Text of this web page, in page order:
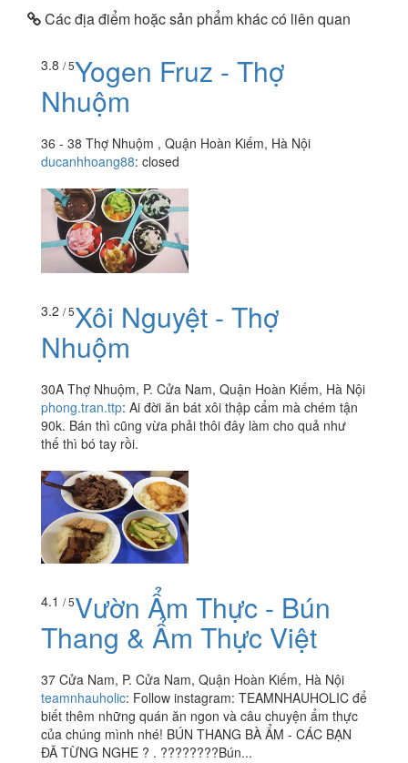
Các địa điểm hoặc sản phẩm khác có liên quan
3.8 / 5Yogen Fruz - Thợ
Nhuộm
36 - 38 Thợ Nhuộm , Quận Hoàn Kiếm, Hà Nội
ducanhhoang88: closed
3.2 / 5Xôi Nguyệt - Thợ
Nhuộm
30A Thợ Nhuộm, P. Cửa Nam, Quận Hoàn Kiếm, Hà Nội
phong.tran.ttp: Ai đời ăn bát xôi thập cẩm mà chém tận
90k. Bán thì cũng vừa phải thôi đây làm cho quả như
thế thì bó tay rồi.
4.1 / 5Vườn Ẩm Thực - Bún
Thang & Ẩm Thực Việt
37 Cửa Nam, P. Cửa Nam, Quận Hoàn Kiếm, Hà Nội
teamnhauholic: Follow instagram: TEAMNHAUHOLIC để
biết thêm những quán ăn ngon và câu chuyện ẩm thực
của chúng mình nhé! BÚN THANG BÀ ẨM - CÁC BẠN
ĐÃ TỪNG NGHE ? . ????????Bún...